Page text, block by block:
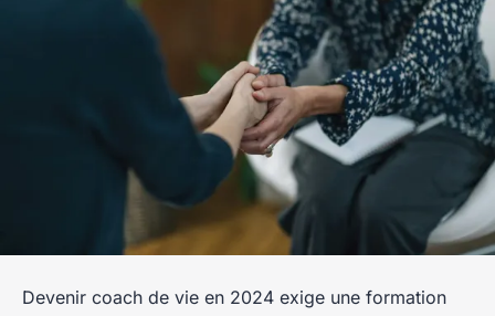
Devenir coach de vie en 2024 exige une formation